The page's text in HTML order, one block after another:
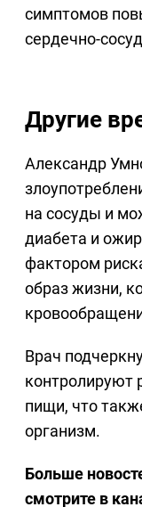
симптомов
сердечно-
Другие
Александр
на сосуды и
диабета и
фактором
образ жизни,
Врач
контролируют
пищи, что
организм.
Больше
смотрите в